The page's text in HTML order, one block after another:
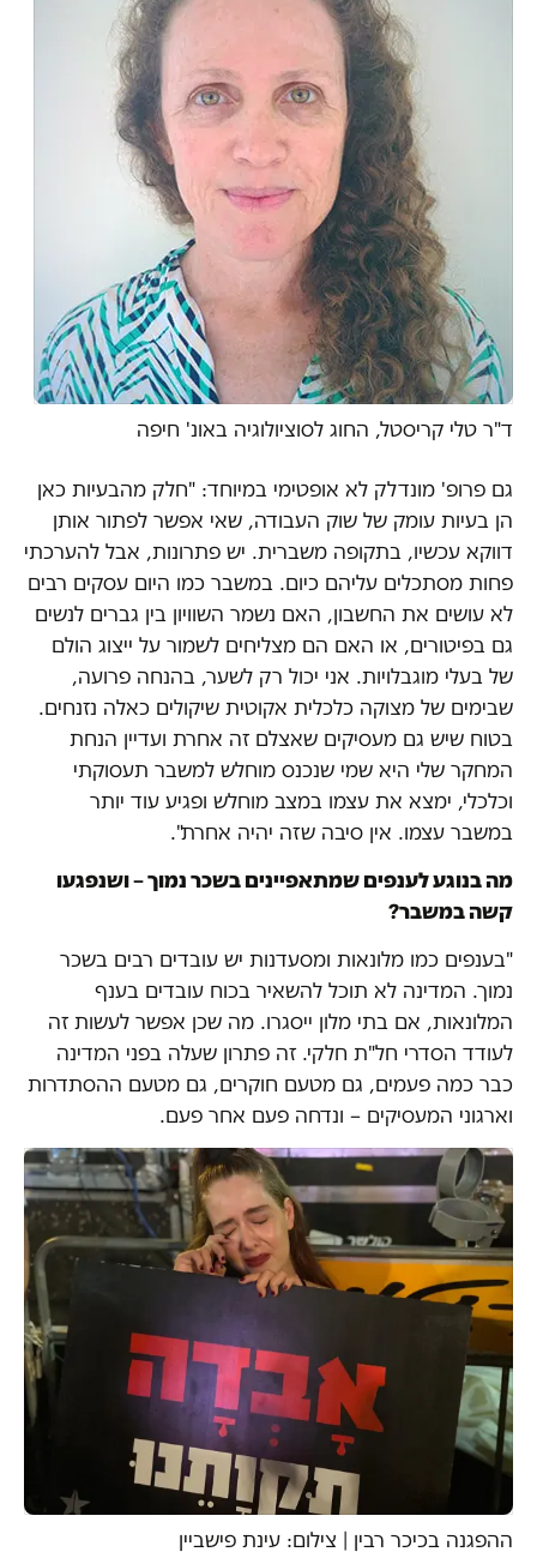
ד"ר טלי קריסטל, החוג לסוציולוגיה באונ' חיפה
גם פרופ' מונדלק לא אופטימי במיוחד: "חלק מהבעיות כאן
הן בעיות עומק של שוק העבודה, שאי אפשר לפתור אותן
דווקא עכשיו, בתקופה משברית. יש פתרונות, אבל להערכתי
פחות מסתכלים עליהם כיום. במשבר כמו היום עסקים רבים
לא עושים את החשבון, האם נשמר השוויון בין גברים לנשים
גם בפיטורים, או האם הם מצליחים לשמור על ייצוג הולם
של בעלי מוגבלויות. אני יכול רק לשער, בהנחה פרועה,
שבימים של מצוקה כלכלית אקוטית שיקולים כאלה נזנחים.
בטוח שיש גם מעסיקים שאצלם זה אחרת ועדיין הנחת
המחקר שלי היא שמי שנכנס מוחלש למשבר תעסוקתי
וכלכלי, ימצא את עצמו במצב מוחלש ופגיע עוד יותר
במשבר עצמו. אין סיבה שזה יהיה אחרת".
מה בנוגע לענפים שמתאפיינים בשכר נמוך – ושנפגעו
קשה במשבר?
"בענפים כמו מלונאות ומסעדנות יש עובדים רבים בשכר
נמוך. המדינה לא תוכל להשאיר בכוח עובדים בענף
המלונאות, אם בתי מלון ייסגרו. מה שכן אפשר לעשות זה
לעודד הסדרי חל"ת חלקי. זה פתרון שעלה בפני המדינה
כבר כמה פעמים, גם מטעם חוקרים, גם מטעם ההסתדרות
וארגוני המעסיקים – ונדחה פעם אחר פעם.
ההפגנה בכיכר רבין | צילום: עינת פישביין